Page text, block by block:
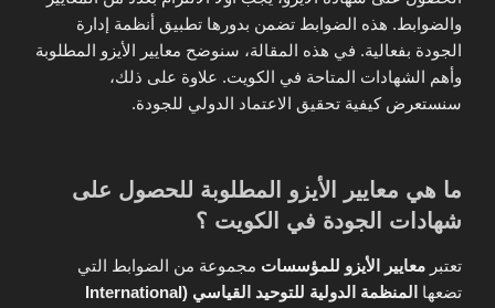
والضوابط. هذه الضوابط تضمن بدورها تطبيق أنظمة إدارة
الجودة بفعالية. في هذه المقالة، سنوضح معايير الأيزو المطلوبة
وأهم الشهادات المتاحة في الكويت. علاوة على ذلك،
سنستعرض كيفية تحقيق الاعتماد الدولي للجودة.
ما هي معايير الأيزو المطلوبة للحصول على
شهادات الجودة في الكويت ؟
تعتبر معايير الأيزو للمؤسسات مجموعة من الضوابط التي
تضعها
المنظمة الدولية للتوحيد القياسي (International